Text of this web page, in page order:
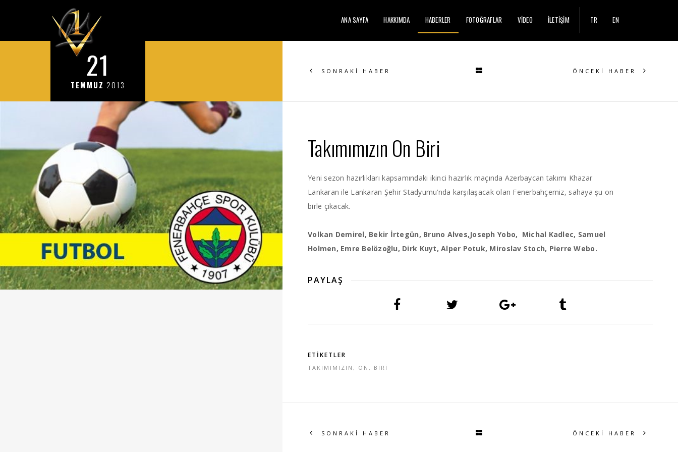
ANA SAYFA HAKKIMDA HABERLER FOTOĞRAFLAR VİDEO İLETİŞİM TR EN
21
TEMMUZ 2013
SONRAKİ HABER ÖNCEKİ HABER
Takımımızın On Biri
Yeni sezon hazırlıkları kapsamındaki ikinci hazırlık maçında Azerbaycan takımı Khazar
Lankaran ile Lankaran Şehir Stadyumu’nda karşılaşacak olan Fenerbahçemiz, sahaya şu on
birle çıkacak.
Volkan Demirel, Bekir İrtegün, Bruno Alves,Joseph Yobo, Michal Kadlec, Samuel
Holmen, Emre Belözoğlu, Dirk Kuyt, Alper Potuk, Miroslav Stoch, Pierre Webo.
PAYLAŞ
ETİKETLER
TAKIMIMIZIN , ON , BİRİ
SONRAKİ HABER ÖNCEKİ HABER